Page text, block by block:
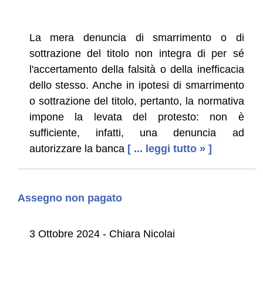
La mera denuncia di smarrimento o di
sottrazione del titolo non integra di per sé
l'accertamento della falsità o della inefficacia
dello stesso. Anche in ipotesi di smarrimento
o sottrazione del titolo, pertanto, la normativa
impone la levata del protesto: non è
sufficiente, infatti, una denuncia ad
autorizzare la banca [ ... leggi tutto » ]
Assegno non pagato
3 Ottobre 2024 - Chiara Nicolai